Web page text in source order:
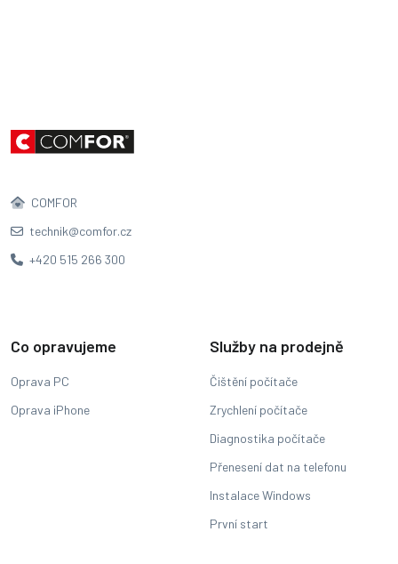
COMFOR
technik@comfor.cz
+420 515 266 300
Co opravujeme
Oprava PC
Oprava iPhone
Služby na prodejně
Čištění počítače
Zrychlení počítače
Diagnostika počítače
Přenesení dat na telefonu
Instalace Windows
První start